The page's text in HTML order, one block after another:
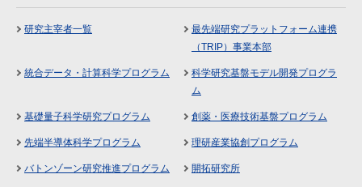
研究主宰者一覧
最先端研究プラットフォーム連携
（TRIP）事業本部
統合データ・計算科学プログラム
科学研究基盤モデル開発プログラ
ム
基礎量子科学研究プログラム 創薬・医療技術基盤プログラム
先端半導体科学プログラム 理研産業協創プログラム
バトンゾーン研究推進プログラム 開拓研究所